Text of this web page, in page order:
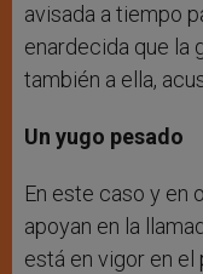
avisada a tiempo
enardecida que la
también a ella,
Un yugo pesado
En este caso y en
apoyan en la
está en vigor en